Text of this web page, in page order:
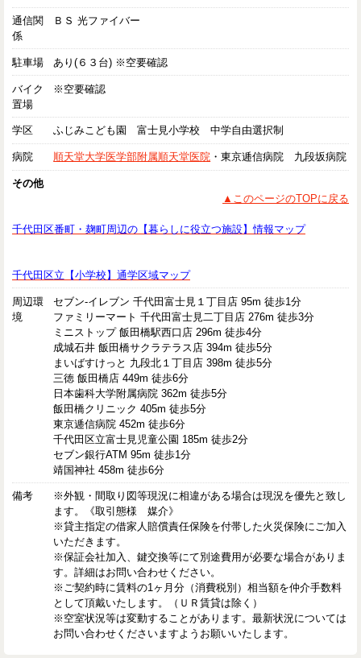
通信関
係
ＢＳ 光ファイバー
駐車場 あり(６３台) ※空要確認
バイク
置場
※空要確認
学区 ふじみこども園 富士見小学校 中学自由選択制
病院 順天堂大学医学部附属順天堂医院 ・東京逓信病院 九段坂病院
その他
▲このページのTOPに戻る
千代田区番町・麹町周辺の【暮らしに役立つ施設】情報マップ
千代田区立【小学校】通学区域マップ
周辺環
境
セブン-イレブン 千代田富士見１丁目店 95m 徒歩1分
ファミリーマート 千代田富士見二丁目店 276m 徒歩3分
ミニストップ 飯田橋駅西口店 296m 徒歩4分
成城石井 飯田橋サクラテラス店 394m 徒歩5分
まいばすけっと 九段北１丁目店 398m 徒歩5分
三徳 飯田橋店 449m 徒歩6分
日本歯科大学附属病院 362m 徒歩5分
飯田橋クリニック 405m 徒歩5分
東京逓信病院 452m 徒歩6分
千代田区立富士見児童公園 185m 徒歩2分
セブン銀行ATM 95m 徒歩1分
靖国神社 458m 徒歩6分
備考
※外観・間取り図等現況に相違がある場合は現況を優先と致し
ます。《取引態様 媒介》
※貸主指定の借家人賠償責任保険を付帯した火災保険にご加入
いただきます。
※保証会社加入、鍵交換等にて別途費用が必要な場合がありま
す。詳細はお問い合わせください。
※ご契約時に賃料の1ヶ月分（消費税別）相当額を仲介手数料
として頂戴いたします。（ＵＲ賃貸は除く）
※空室状況等は変動することがあります。最新状況については
お問い合わせくださいますようお願いいたします。